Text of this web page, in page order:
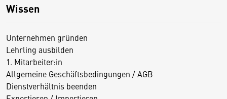
Wissen
Unternehmen gründen
Lehrling ausbilden
1. Mitarbeiter:in
Allgemeine Geschäftsbedingungen / AGB
Dienstverhältnis beenden